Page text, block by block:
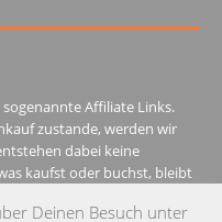
Affiliate Links.
zustande, werden wir
dabei keine
kaufst oder buchst, bleibt
Deinen Besuch unter